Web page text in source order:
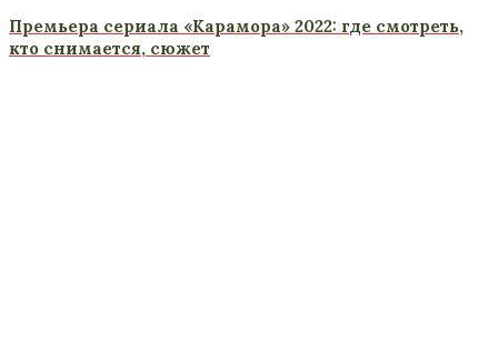
Премьера сериала «Карамора» 2022: где смотреть,
кто снимается, сюжет